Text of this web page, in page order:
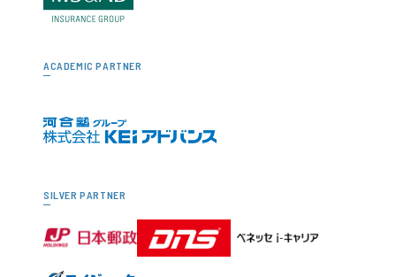
ACADEMIC PARTNER
SILVER PARTNER